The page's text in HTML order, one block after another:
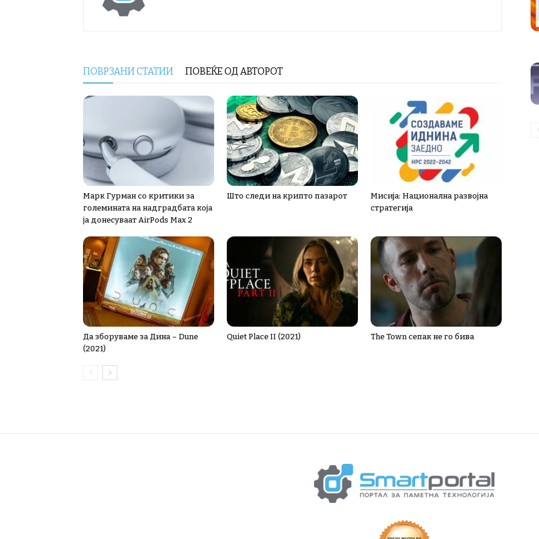
ПОВРЗАНИ СТАТИИ ПОВЕЌЕ ОД АВТОРОТ
Марк Гурман со критики за
големината на надградбата која
ја донесуваат AirPods Max 2
Што следи на крипто пазарот
Мисија: Национална развојна
стратегија
Да зборуваме за Дина – Dune
(2021)
Quiet Place II (2021) The Town сепак не го бива